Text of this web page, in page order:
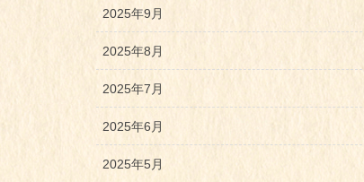
2025年9月
2025年8月
2025年7月
2025年6月
2025年5月